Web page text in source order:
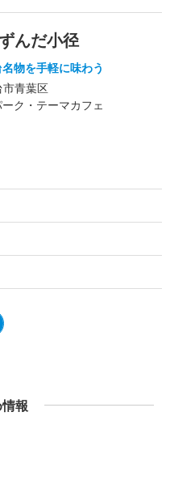
んだ小径
物を手軽に味わう
市青葉区
ク・テーマカフェ
報